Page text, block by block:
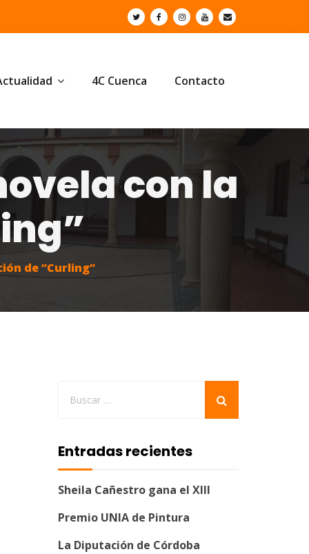
4C Cuenca Contacto
con la
de “Curling”
Entradas recientes
Sheila Cañestro gana el XIII
Premio UNIA de Pintura
La Diputación de Córdoba